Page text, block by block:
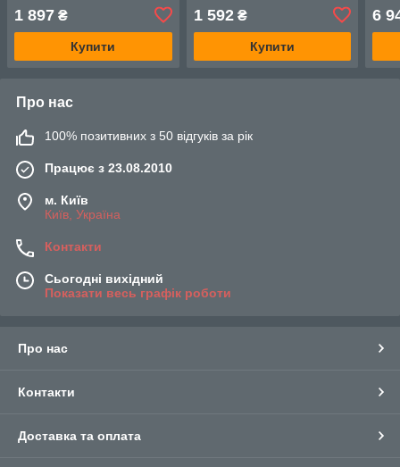
1 897 ₴
Купити
1 592₴
Купити
6
Про нас
100% позитивних з 50 відгуків за рік
Працює з 23.08.2010
м. Київ
Київ, Україна
Контакти
Сьогодні вихідний
Показати весь графік роботи
Про нас
Контакти
Доставка та оплата